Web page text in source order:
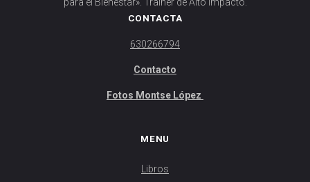
CONTACTA
630266794
Contacto
Fotos Montse López
MENU
Libros